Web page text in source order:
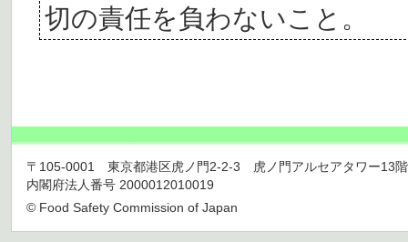
切の責任を負わないこと。
〒105-0001 東京都港区虎ノ門2-2-3 虎ノ門アルセアタワー13
内閣府法人番号 2000012010019
© Food Safety Commission of Japan